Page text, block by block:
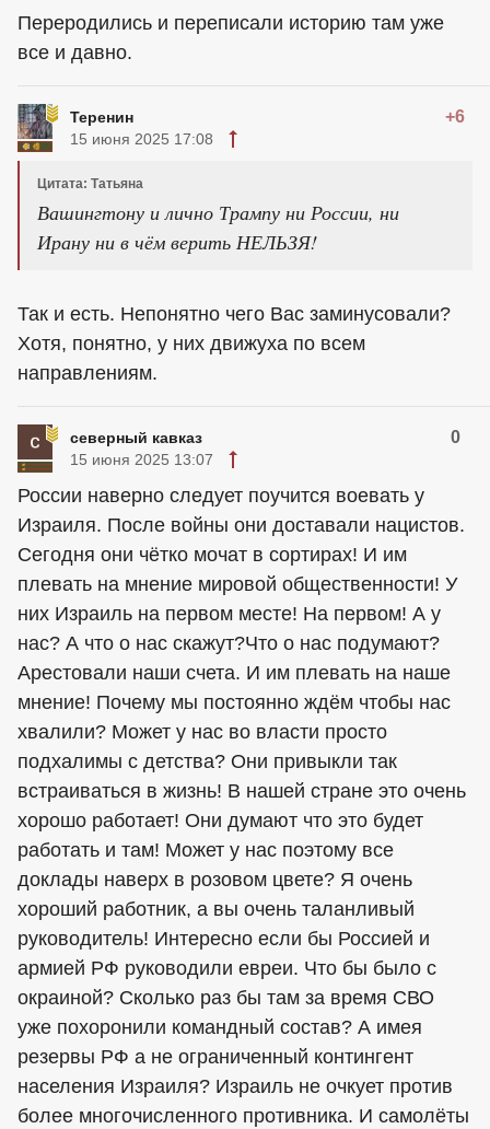
Переродились и переписали историю там уже
все и давно.
Теренин +6
15 июня 2025 17:08
Цитата: Татьяна
Вашингтону и лично Трампу ни России, ни
Ирану ни в чём верить НЕЛЬЗЯ!
Так и есть. Непонятно чего Вас заминусовали?
Хотя, понятно, у них движуха по всем
направлениям.
северный кавказ 0
15 июня 2025 13:07
России наверно следует поучится воевать у
Израиля. После войны они доставали нацистов.
Сегодня они чётко мочат в сортирах! И им
плевать на мнение мировой общественности! У
них Израиль на первом месте! На первом! А у
нас? А что о нас скажут?Что о нас подумают?
Арестовали наши счета. И им плевать на наше
мнение! Почему мы постоянно ждём чтобы нас
хвалили? Может у нас во власти просто
подхалимы с детства? Они привыкли так
встраиваться в жизнь! В нашей стране это очень
хорошо работает! Они думают что это будет
работать и там! Может у нас поэтому все
доклады наверх в розовом цвете? Я очень
хороший работник, а вы очень таланливый
руководитель! Интересно если бы Россией и
армией РФ руководили евреи. Что бы было с
окраиной? Сколько раз бы там за время СВО
уже похоронили командный состав? А имея
резервы РФ а не ограниченный контингент
населения Израиля? Израиль не очкует против
более многочисленного противника. И самолёты